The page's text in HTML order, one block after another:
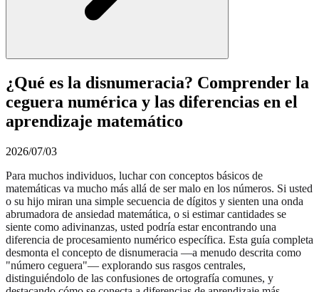
¿Qué es la disnumeracia? Comprender la
ceguera numérica y las diferencias en el
aprendizaje matemático
2026/07/03
Para muchos individuos, luchar con conceptos básicos de
matemáticas va mucho más allá de ser malo en los números. Si usted
o su hijo miran una simple secuencia de dígitos y sienten una onda
abrumadora de ansiedad matemática, o si estimar cantidades se
siente como adivinanzas, usted podría estar encontrando una
diferencia de procesamiento numérico específica. Esta guía completa
desmonta el concepto de disnumeracia —a menudo descrita como
"número ceguera"— explorando sus rasgos centrales,
distinguiéndolo de las confusiones de ortografía comunes, y